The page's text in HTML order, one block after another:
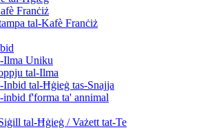
Franċiż
tal-Kafè Franċiż
Ilma Uniku
tal-Ilma
tal-Ħġieġ tas-Snajja
f'forma ta' annimal
tal-Ħġieġ / Vażett tat-Te